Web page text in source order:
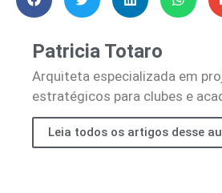
Patricia Totaro
Arquiteta especializada em
estratégicos para clubes e
Leia todos os artigos desse